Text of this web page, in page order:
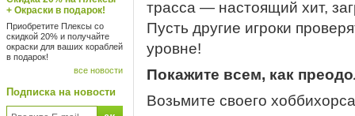
+ Окраски в подарок!
Приобретите Плексы со
скидкой 20% и получайте
окраски для ваших кораблей
в подарок!
все новости
Подписка на новости
трасса — настоящий хит,
Пусть другие игроки
уровне!
Покажите всем, как
Возьмите своего